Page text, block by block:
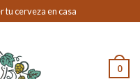
tu cerveza en casa
0